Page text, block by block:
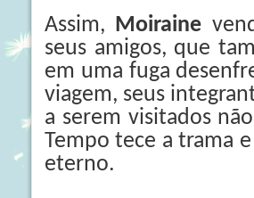
Assim, Moiraine
seus amigos, que
em uma fuga
viagem, seus
a serem visitados
Tempo tece a trama
eterno.